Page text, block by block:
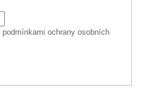
podmínkami ochrany osobních